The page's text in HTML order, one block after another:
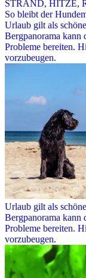
STRAND, HITZE,
So bleibt der
Urlaub gilt als
Bergpanorama kann
Probleme bereiten.
vorzubeugen.
Urlaub gilt als
Bergpanorama kann
Probleme bereiten.
vorzubeugen.